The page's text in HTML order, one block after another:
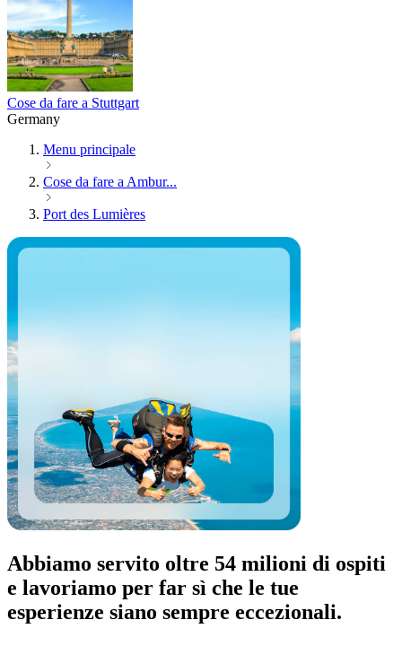
Cose da fare a Stuttgart
Germany
Menu principale
Cose da fare a Ambur...
Port des Lumières
Abbiamo servito oltre 54 milioni di ospiti
e lavoriamo per far sì che le tue
esperienze siano sempre eccezionali.